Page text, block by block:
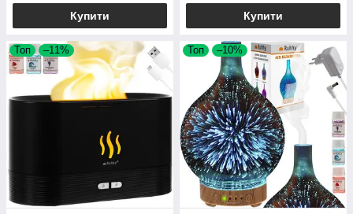
Купити Купити
Топ –11% Топ –10%